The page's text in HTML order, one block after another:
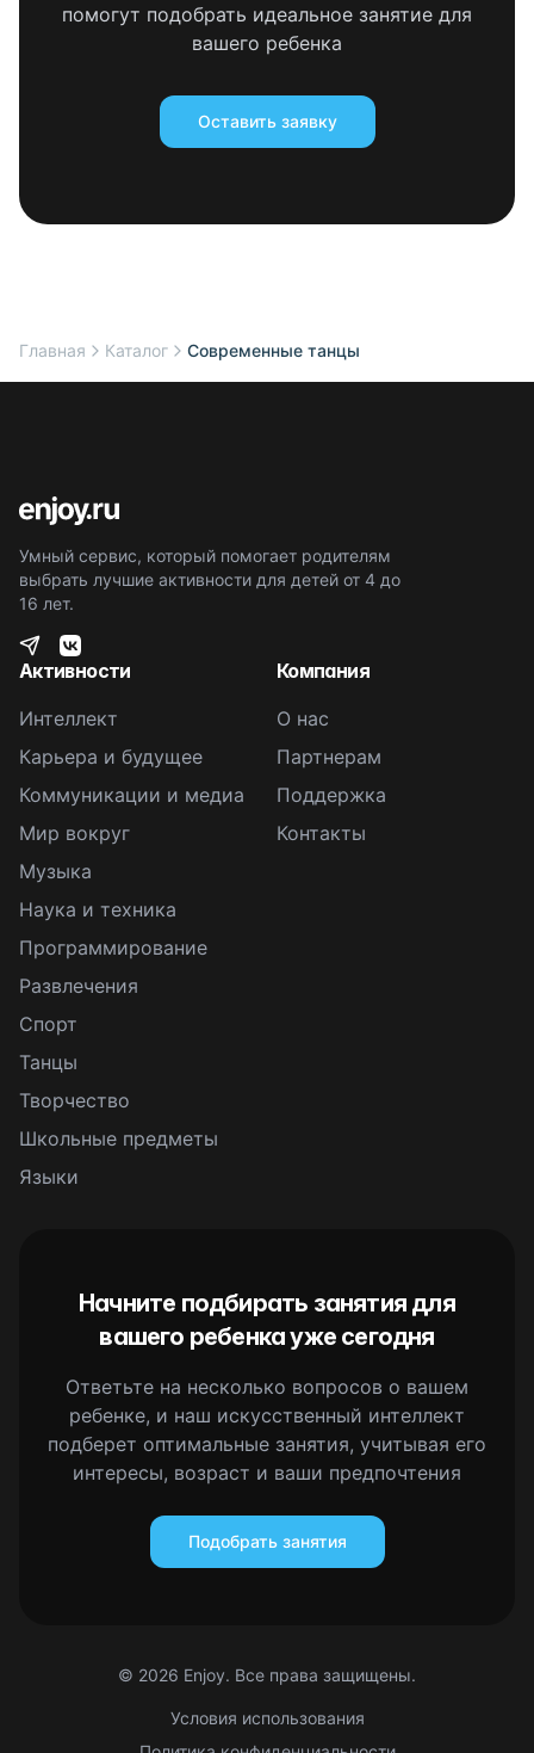
помогут подобрать идеальное занятие для
вашего ребенка
Оставить заявку
Главная Каталог Современные танцы
Умный сервис, который помогает родителям
выбрать лучшие активности для детей от 4 до
16 лет.
Активности
Интеллект
Карьера и будущее
Коммуникации и медиа
Мир вокруг
Музыка
Наука и техника
Программирование
Развлечения
Спорт
Танцы
Творчество
Школьные предметы
Языки
Компания
О нас
Партнерам
Поддержка
Контакты
Начните подбирать занятия для
вашего ребенка уже сегодня
Ответьте на несколько вопросов о вашем
ребенке, и наш искусственный интеллект
подберет оптимальные занятия, учитывая его
интересы, возраст и ваши предпочтения
Подобрать занятия
© 2026 Enjoy. Все права защищены.
Условия использования